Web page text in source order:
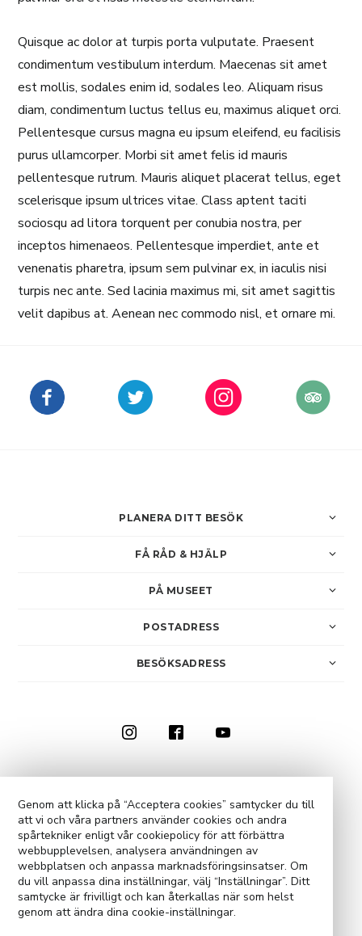
Quisque ac dolor at turpis porta vulputate. Praesent
condimentum vestibulum interdum. Maecenas sit amet
est mollis, sodales enim id, sodales leo. Aliquam risus
diam, condimentum luctus tellus eu, maximus aliquet orci.
Pellentesque cursus magna eu ipsum eleifend, eu facilisis
purus ullamcorper. Morbi sit amet felis id mauris
pellentesque rutrum. Mauris aliquet placerat tellus, eget
scelerisque ipsum ultrices vitae. Class aptent taciti
sociosqu ad litora torquent per conubia nostra, per
inceptos himenaeos. Pellentesque imperdiet, ante et
venenatis pharetra, ipsum sem pulvinar ex, in iaculis nisi
turpis nec ante. Sed lacinia maximus mi, sit amet sagittis
velit dapibus at. Aenean nec commodo nisl, et ornare mi.
PLANERA DITT BESÖK
FÅ RÅD & HJÄLP
PÅ MUSEET
POSTADRESS
BESÖKSADRESS
COOKIE-INSTÄLLNINGAR
Genom att klicka på “Acceptera cookies” samtycker du till
att vi och våra partners använder cookies och andra
spårtekniker enligt vår cookiepolicy för att förbättra
webbupplevelsen, analysera användningen av
webbplatsen och anpassa marknadsföringsinsatser. Om
du vill anpassa dina inställningar, välj “Inställningar”. Ditt
samtycke är frivilligt och kan återkallas när som helst
genom att ändra dina cookie-inställningar.